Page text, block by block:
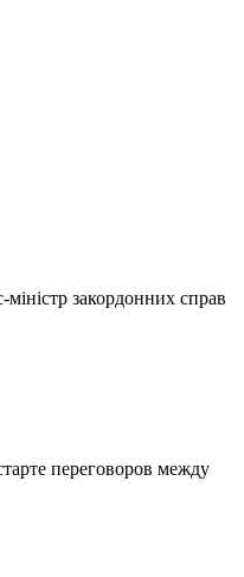
закордонних справ
переговоров между